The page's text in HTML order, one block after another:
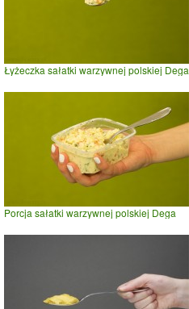
Łyżeczka sałatki warzywnej polskiej Dega
Porcja sałatki warzywnej polskiej Dega